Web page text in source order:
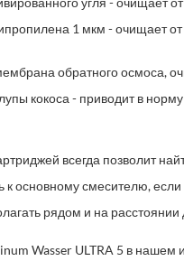
1 мкм - очищает
обратного осмоса,
кокоса - приводит в
всегда позволит
основному смесителю,
рядом и на расстоянии
Wasser ULTRA 5 в нашем